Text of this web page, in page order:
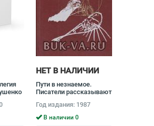
НЕТ В НАЛИЧИИ
Пути в незнаемое.
Писатели рассказывают
Год издания: 1987
В наличии 0